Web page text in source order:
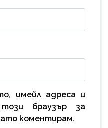
имейл адреса и
браузър за
коментирам.